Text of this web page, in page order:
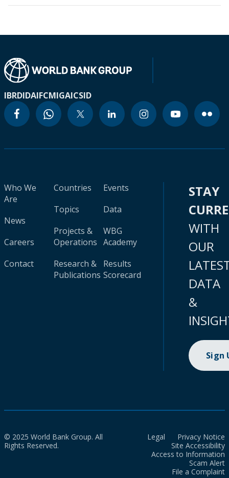
IBRDIDAIFCMIGAICSID
Who We
Are
News
Careers
Contact
Countries
Topics
Projects &
Operations
Research &
Publications
Events
Data
WBG
Academy
Results
Scorecard
STAY
WITH
OUR
DATA
&
Sign
© 2025 World Bank Group. All
Rights Reserved.
Legal
Privacy Notice
Site Accessibility
Access to Information
Scam Alert
File a Complaint